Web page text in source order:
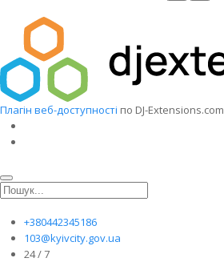
Плагін веб-доступності по DJ-Extensions.com
+380442345186
103@kyivcity.gov.ua
24 / 7